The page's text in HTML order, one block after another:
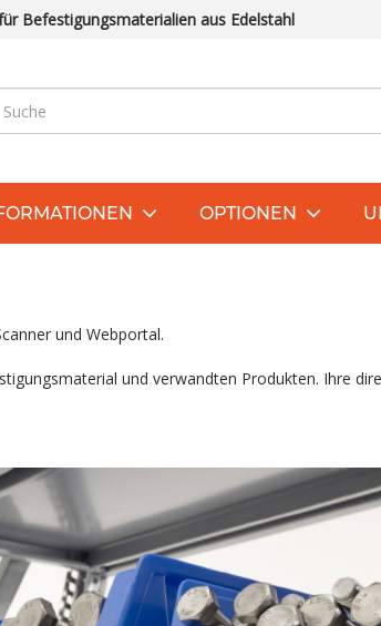
Befestigungsmaterialien aus Edelstahl
OPTIONEN
und Webportal.
und verwandten Produkten. Ihre